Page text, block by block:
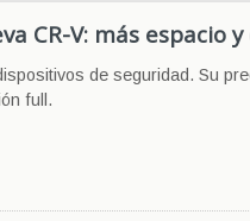
CR-V: más espacio
de seguridad. Su
full.